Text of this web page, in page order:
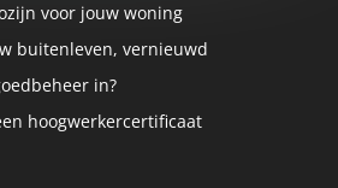
voor jouw woning
buitenleven, vernieuwd
in?
hoogwerkercertificaat